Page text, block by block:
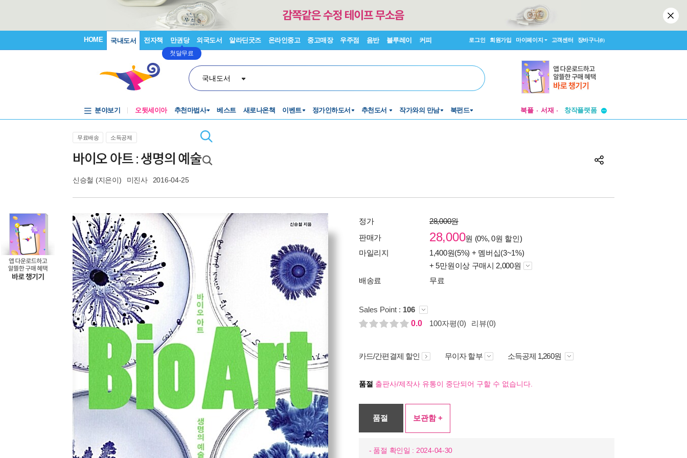
HOME 국내도서 전자책 만권당
첫달무료
외국도서 알라딘굿즈 온라인중고 중고매장 우주점 음반 블루레이 커피 로그인 회원가입 마이페이지 고객센터 장바구니(0)
국내도서
분야보기 오뒷세이아 추천마법사 베스트 새로나온책 이벤트 정가인하도서 추천도서 작가와의 만남 북펀드 북플 서재
창작플랫폼
무료배송
소득공제
바이오 아트 : 생명의 예술
신승철 (지은이) 미진사 2016-04-25
정가
28,000원
판매가
28,000원 (0%, 0원 할인)
마일리지
1,400원(5%) + 멤버십(3~1%)
+ 5만원이상 구매시 2,000원
배송료
무료
Sales Point : 106
0.0
100자평(0) 리뷰(0)
카드/간편결제 할인 무이자 할부 소득공제 1,260원
품절 출판사/제작사 유통이 중단되어 구할 수 없습니다.
품절 보관함 +
- 품절 확인일 : 2024-04-30